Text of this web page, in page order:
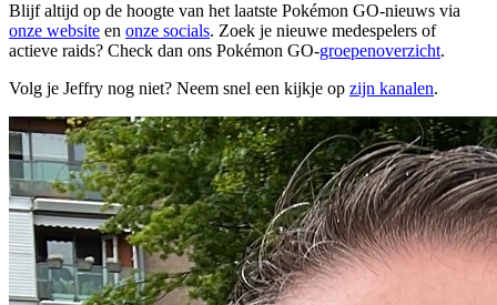
Blijf altijd op de hoogte van het laatste Pokémon GO-nieuws via
onze website en onze socials. Zoek je nieuwe medespelers of
actieve raids? Check dan ons Pokémon GO-groepenoverzicht.
Volg je Jeffry nog niet? Neem snel een kijkje op zijn kanalen.